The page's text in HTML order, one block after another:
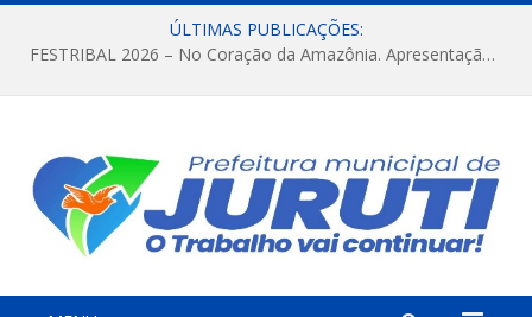
ÚLTIMAS PUBLICAÇÕES:
FESTRIBAL 2026 – No Coração da Amazônia. Apresentação da Munduruku.